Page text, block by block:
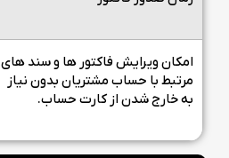
امکان ویرایش فاکتور ها و سند های
مرتبط با حساب مشتریان بدون نیاز
به خارج شدن از کارت حساب.